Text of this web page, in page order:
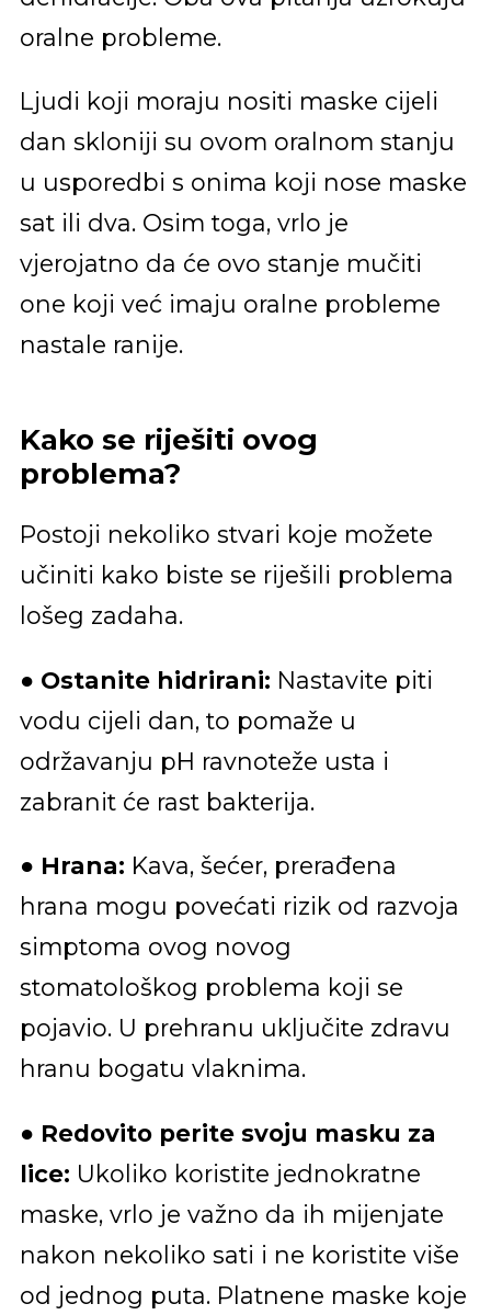
oralne probleme.
Ljudi koji moraju nositi maske cijeli
dan skloniji su ovom oralnom stanju
u usporedbi s onima koji nose maske
sat ili dva. Osim toga, vrlo je
vjerojatno da će ovo stanje mučiti
one koji već imaju oralne probleme
nastale ranije.
Kako se riješiti ovog
problema?
Postoji nekoliko stvari koje možete
učiniti kako biste se riješili problema
lošeg zadaha.
● Ostanite hidrirani: Nastavite piti
vodu cijeli dan, to pomaže u
održavanju pH ravnoteže usta i
zabranit će rast bakterija.
● Hrana: Kava, šećer, prerađena
hrana mogu povećati rizik od razvoja
simptoma ovog novog
stomatološkog problema koji se
pojavio. U prehranu uključite zdravu
hranu bogatu vlaknima.
● Redovito perite svoju masku za
lice: Ukoliko koristite jednokratne
maske, vrlo je važno da ih mijenjate
nakon nekoliko sati i ne koristite više
od jednog puta. Platnene maske koje